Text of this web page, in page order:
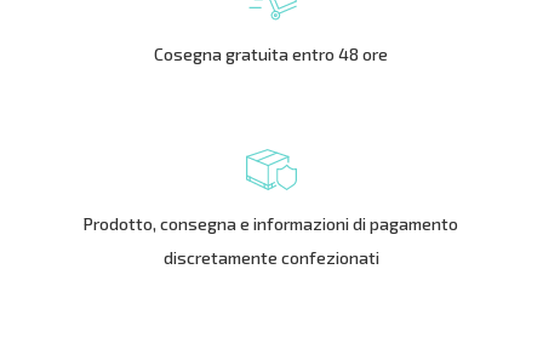
Cosegna gratuita entro 48 ore
Prodotto, consegna e informazioni di pagamento
discretamente confezionati